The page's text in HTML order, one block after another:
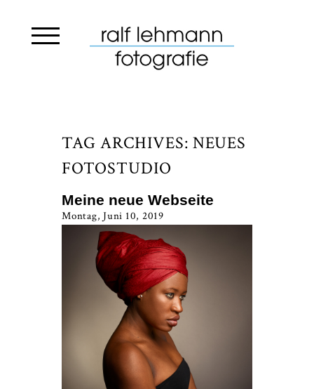
TAG ARCHIVES: NEUES
FOTOSTUDIO
Meine neue Webseite
Montag, Juni 10, 2019